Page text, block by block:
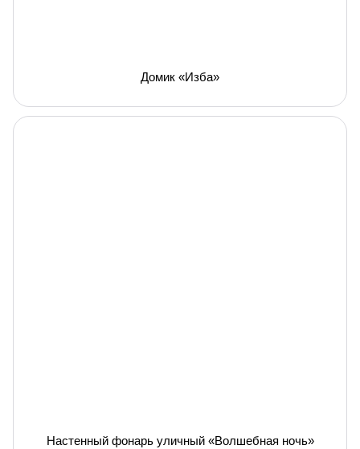
Домик «Изба»
Настенный фонарь уличный «Волшебная ночь»